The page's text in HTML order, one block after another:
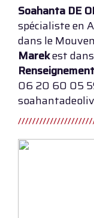
Soahanta DE
spécialiste en
dans le
Marekest
06 20 60 05